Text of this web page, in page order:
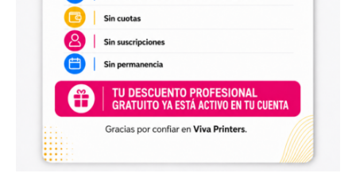
recebe 3envio totalmente gratuito
valor à sua compra e garantindo que o material
chegue até você
Como Melhorar seus Projetos de
Estampagem com o Vale UV DTF
de 25 Metros